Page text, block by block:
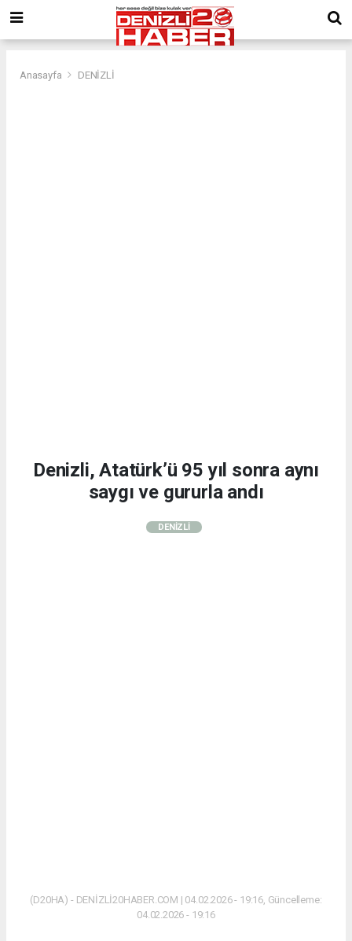
Anasayfa DENİZLİ
Denizli, Atatürk’ü 95 yıl sonra aynı
saygı ve gururla andı
DENİZLİ
(D20HA) - DENİZLİ20HABER.COM | 04.02.2026 - 19:16, Güncelleme:
04.02.2026 - 19:16